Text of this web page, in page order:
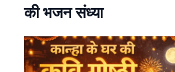
की भजन संध्या